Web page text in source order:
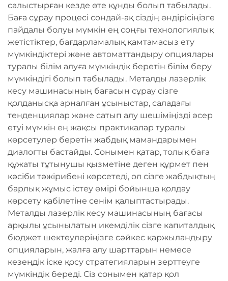
салыстырған кезде өте құнды болып табылады.
Баға сұрау процесі сондай-ақ сіздің өндірісіңізге
пайдалы болуы мүмкін ең соңғы технологиялық
жетістіктер, бағдарламалық қамтамасыз ету
мүмкіндіктері және автоматтандыру опциялары
туралы білім алуға мүмкіндік беретін білім беру
мүмкіндігі болып табылады. Металды лазерлік
кесу машинасының бағасын сұрау сізге
қолданысқа арналған ұсыныстар, саладағы
тенденциялар және сатып алу шешіміңізді әсер
етуі мүмкін ең жақсы практикалар туралы
көрсетулер беретін жабдық мамандарымен
диалогты бастайды. Сонымен қатар, толық баға
құжаты тұтынушы қызметіне деген құрмет пен
кәсіби тәжірибені көрсетеді, ол сізге жабдықтың
барлық жұмыс істеу өмірі бойынша қолдау
көрсету қабілетіне сенім қалыптастырады.
Металды лазерлік кесу машинасының бағасы
арқылы ұсынылатын икемділік сізге капиталдық
бюджет шектеулеріңізге сәйкес қаржыландыру
опцияларын, жалға алу шарттарын немесе
кезеңдік іске қосу стратегияларын зерттеуге
мүмкіндік береді. Сіз сонымен қатар қол